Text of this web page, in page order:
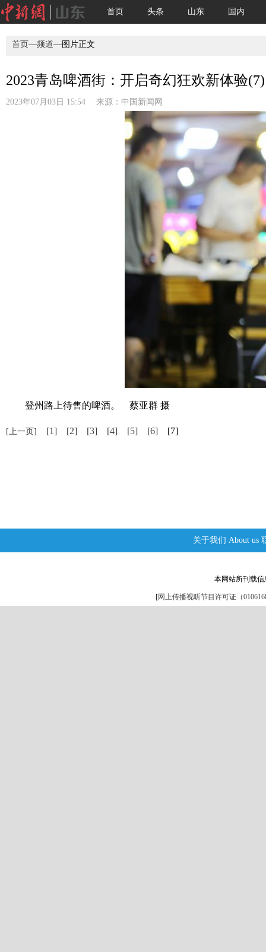
首页 头条 山东 国内
首页—频道—图片正文
2023青岛啤酒街：开启奇幻狂欢新体验(7)
2023年07月03日 15:54 来源： 中国新闻网
登州路上待售的啤酒。 蔡亚群 摄
[上一页] [1] [2] [3] [4] [5] [6] [7]
关于我们 About us
本网站所刊载
[网上传播视听节目许可证（